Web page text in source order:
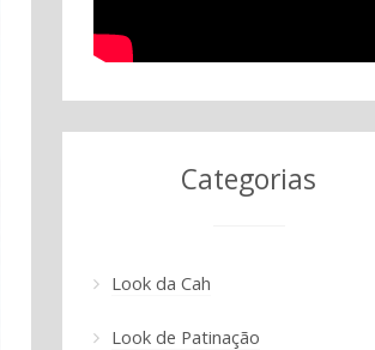
Categorias
Look da Cah
Look de Patinação